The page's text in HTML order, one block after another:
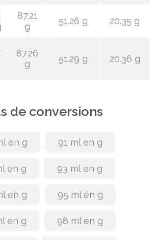
87.21
g
51.26 g 20.35 g
87.26
g
51.29 g 20.36 g
de conversions
en g 91 ml en g
en g 93 ml en g
en g 95 ml en g
en g 98 ml en g